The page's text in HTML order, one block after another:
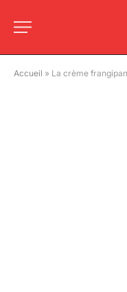
Accueil » La crème